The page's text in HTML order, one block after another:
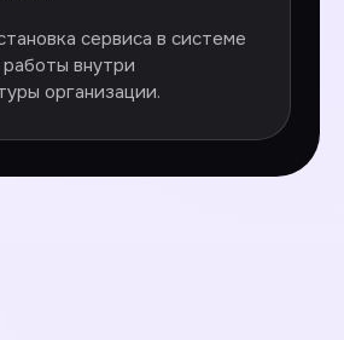
сервиса в системе
внутри
организации.